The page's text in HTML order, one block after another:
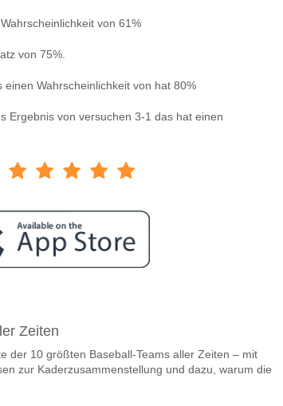
von 61%
von 75%.
Wahrscheinlichkeit von hat 80%
Ergebnis von versuchen 3-1 das hat einen
2026 20:00.
zu gewinnen ist Barcelona v Real Madrid?
von 61%
Zeiten
der 10 größten Baseball-Teams aller Zeiten – mit
zur Kaderzusammenstellung und dazu, warum die